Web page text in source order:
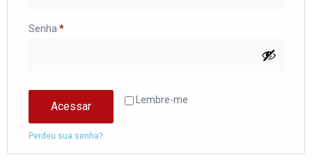
Senha *
Lembre-me
Acessar
Perdeu sua senha?